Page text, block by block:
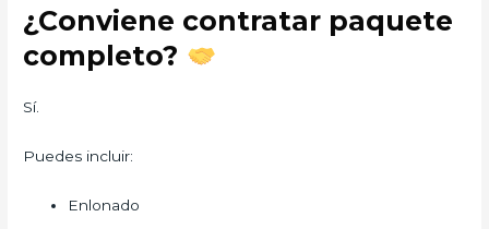
¿Conviene contratar paquete
completo?
Sí.
Puedes incluir:
Enlonado